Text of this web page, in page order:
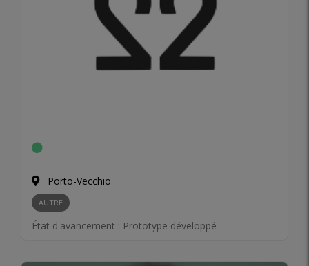
Porto-Vecchio
AUTRE
État d'avancement : Prototype développé